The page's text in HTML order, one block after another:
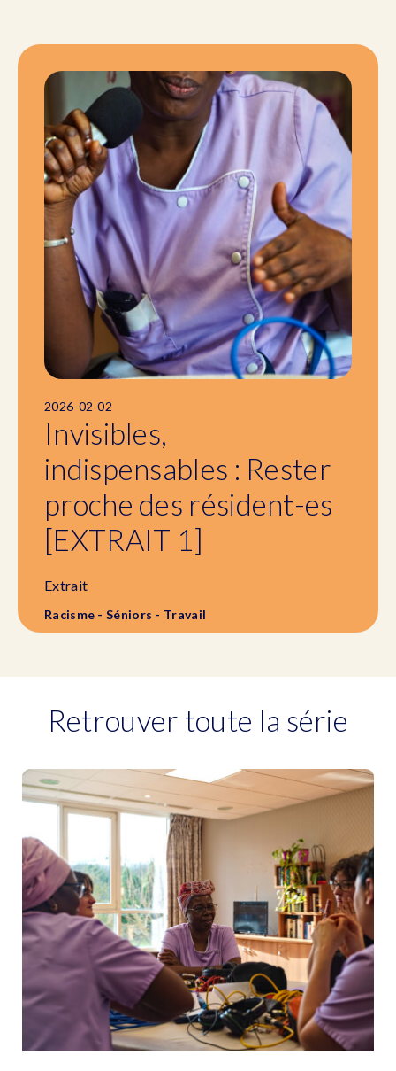
2026-02-02
Invisibles,
indispensables : Rester
proche des résident-es
[EXTRAIT 1]
Extrait
Racisme - Séniors - Travail
Retrouver toute la série